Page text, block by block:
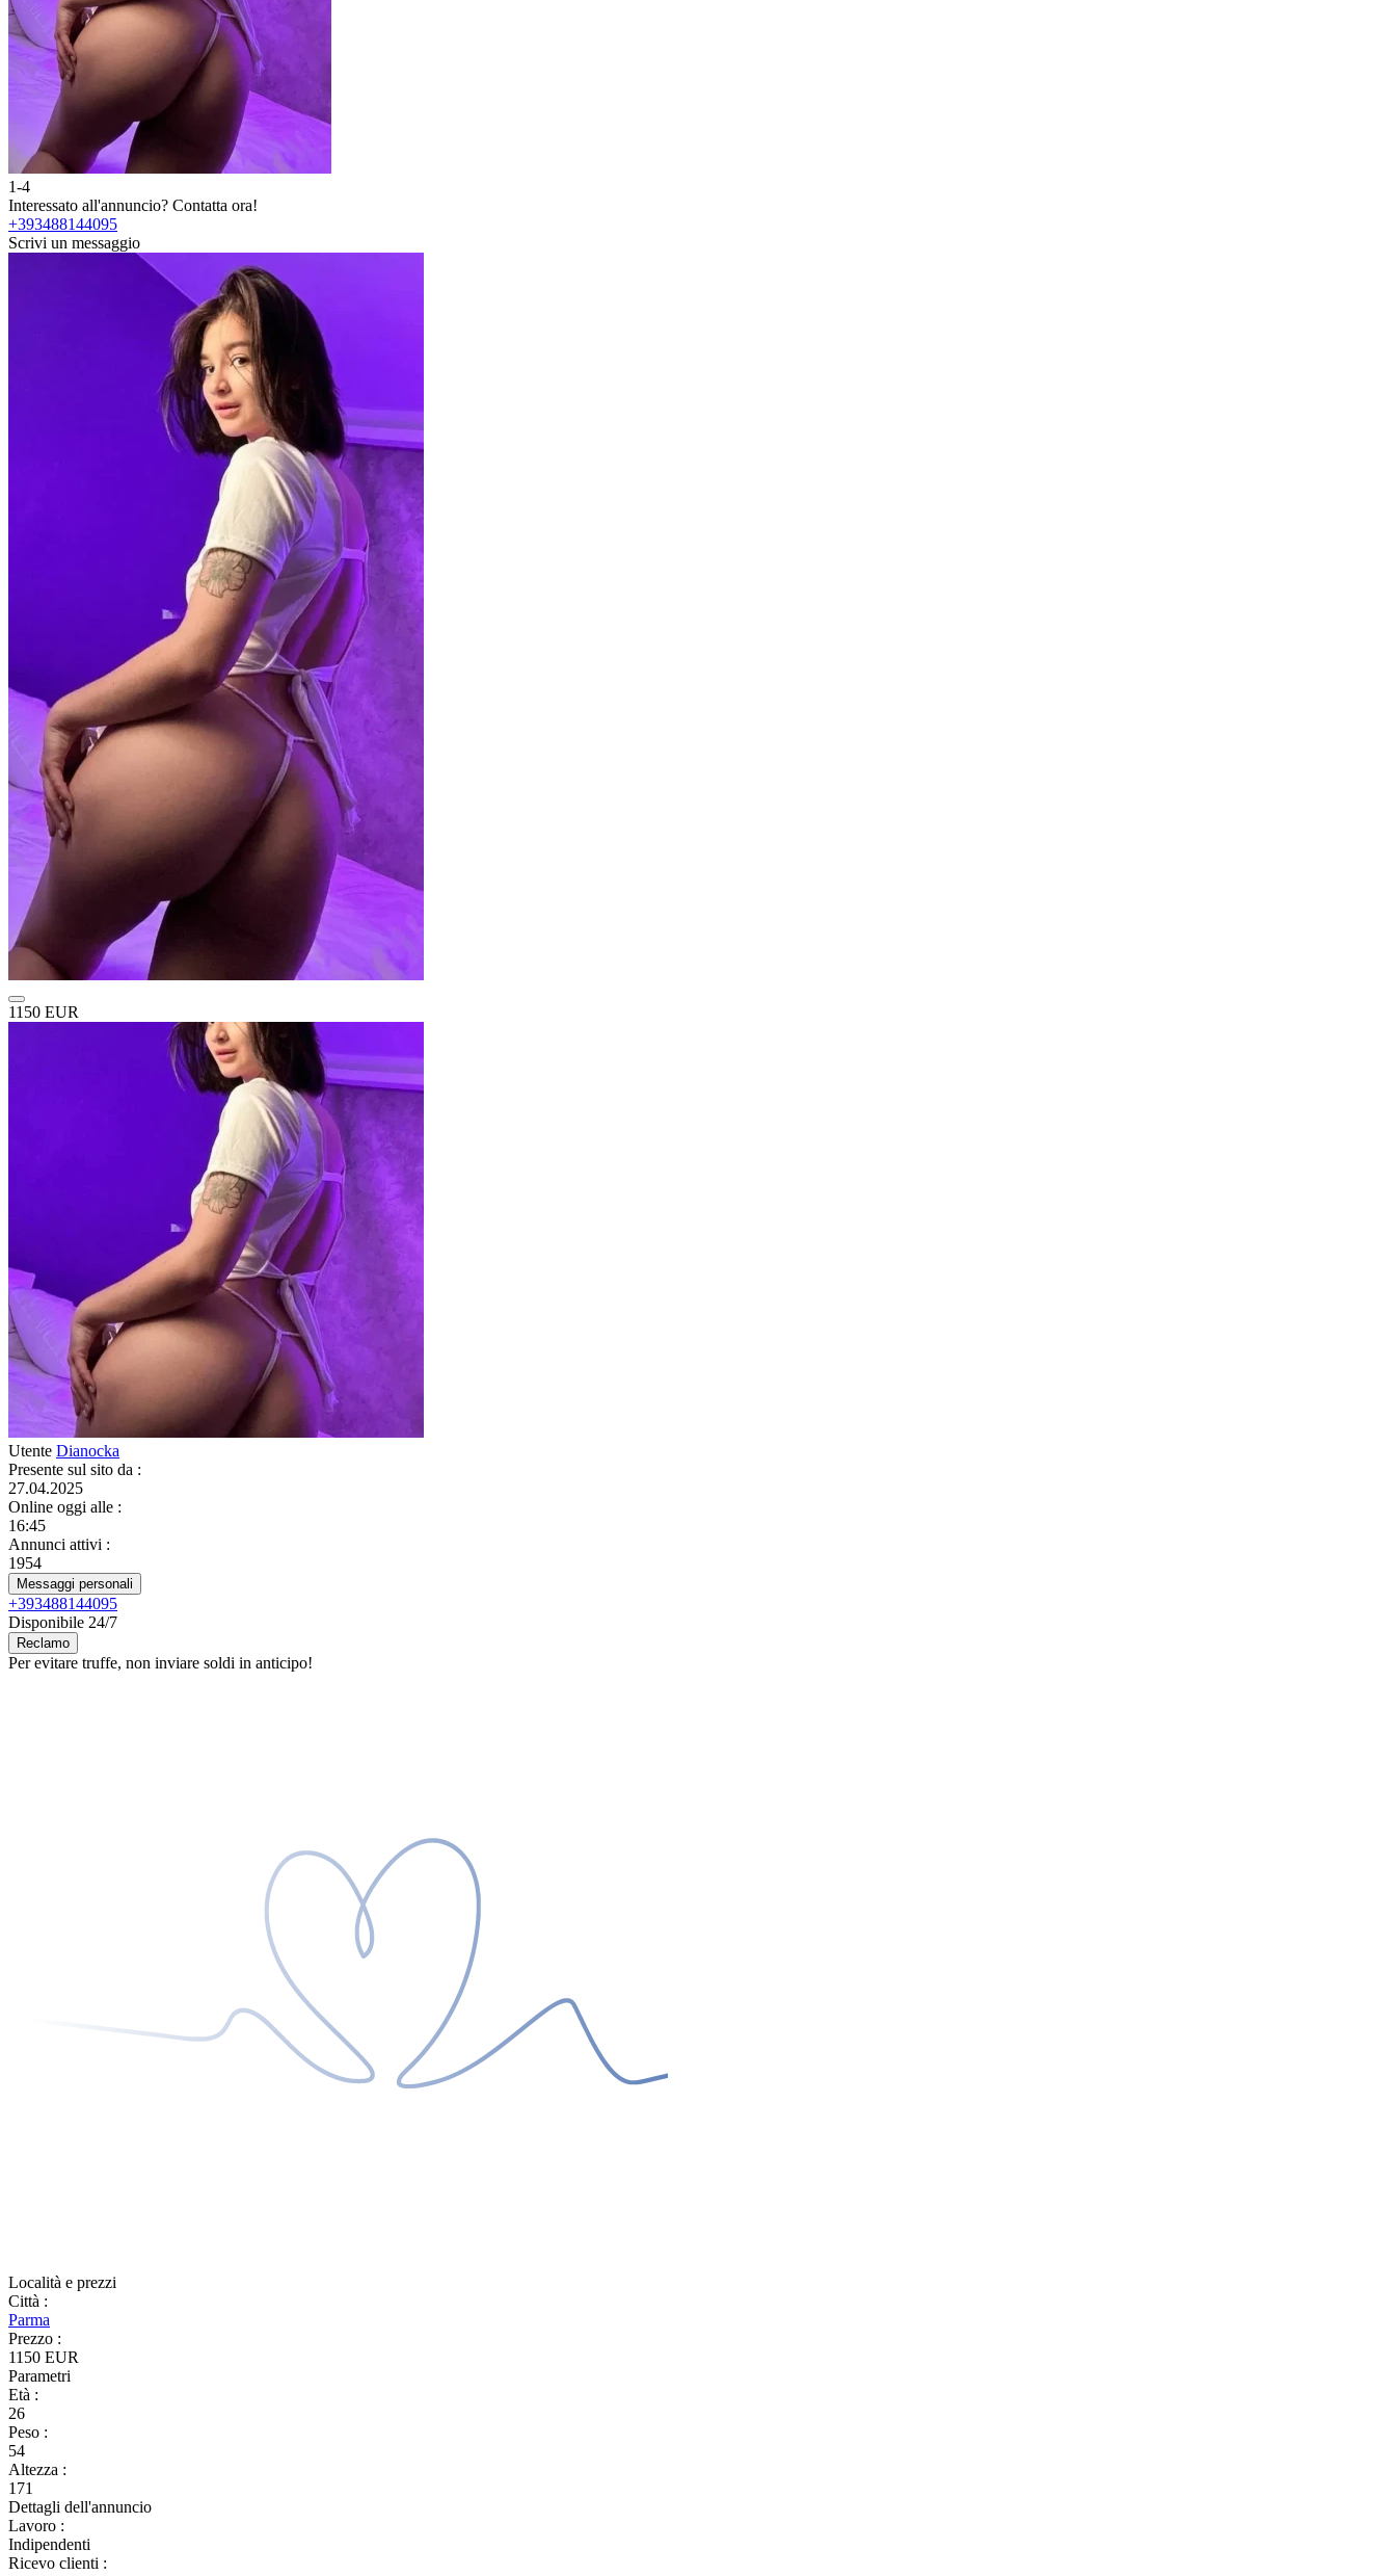
1-4
Interessato all'annuncio? Contatta ora!
+393488144095
Scrivi un messaggio
1150 EUR
Utente Dianocka
Presente sul sito da :
27.04.2025
Online oggi alle :
16:45
Annunci attivi :
1954
Messaggi personali
+393488144095
Disponibile 24/7
Reclamo
Per evitare truffe, non inviare soldi in anticipo!
Località e prezzi
Città :
Parma
Prezzo :
1150 EUR
Parametri
Età :
26
Peso :
54
Altezza :
171
Dettagli dell'annuncio
Lavoro :
Indipendenti
Ricevo clienti :